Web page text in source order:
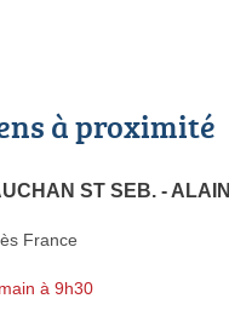
à proximité
ST SEB. - ALAIN
France
à 9h30